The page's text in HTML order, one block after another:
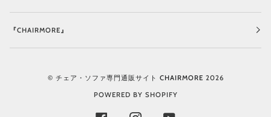
『CHAIRMORE』
© チェア・ソファ専門通販サイト CHAIRMORE 2026
POWERED BY SHOPIFY